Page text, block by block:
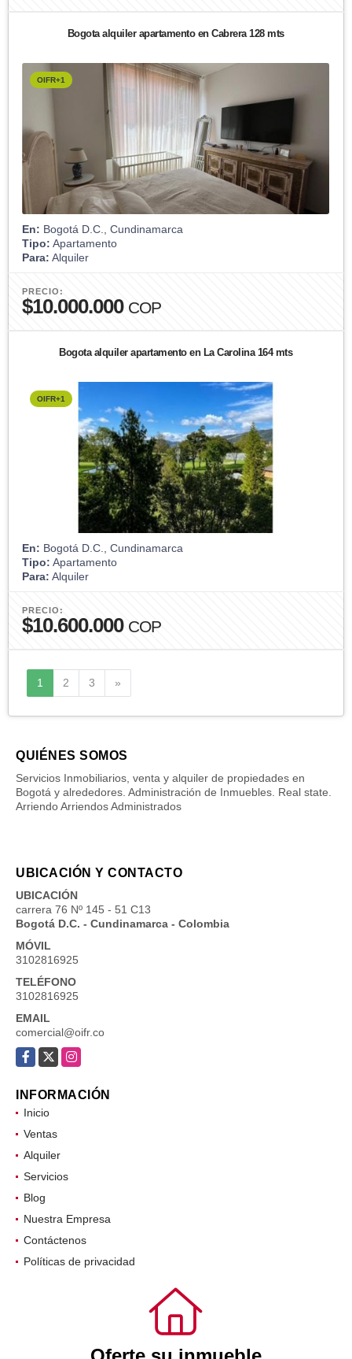
Bogota alquiler apartamento en Cabrera 128 mts
OIFR+1
En: Bogotá D.C., Cundinamarca
Tipo: Apartamento
Para: Alquiler
PRECIO:
$10.000.000 COP
Bogota alquiler apartamento en La Carolina 164 mts
OIFR+1
En: Bogotá D.C., Cundinamarca
Tipo: Apartamento
Para: Alquiler
PRECIO:
$10.600.000 COP
1 2 3 »
QUIÉNES SOMOS
Servicios Inmobiliarios, venta y alquiler de propiedades en
Bogotá y alrededores. Administración de Inmuebles. Real state.
Arriendo Arriendos Administrados
UBICACIÓN Y CONTACTO
UBICACIÓN
carrera 76 Nº 145 - 51 C13
Bogotá D.C. - Cundinamarca - Colombia
MÓVIL
3102816925
TELÉFONO
3102816925
EMAIL
comercial@oifr.co
Facebook
X Instagram
INFORMACIÓN
Inicio
Ventas
Alquiler
Servicios
Blog
Nuestra Empresa
Contáctenos
Políticas de privacidad